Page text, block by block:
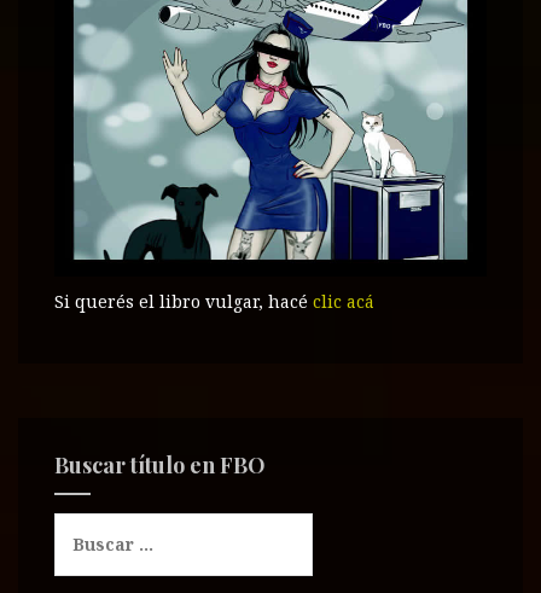
Si querés el libro vulgar, hacé clic acá
Buscar título en FBO
s